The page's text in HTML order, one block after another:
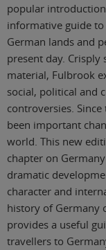
popular
informative guide
German lands and
present day.
material, Fulbrook
social, political and
controversies.
been important
world. This new
chapter on
dramatic
character and
history of Germany
provides a useful
travellers to